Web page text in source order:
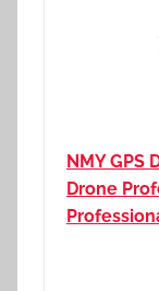
NMY GPS
Drone